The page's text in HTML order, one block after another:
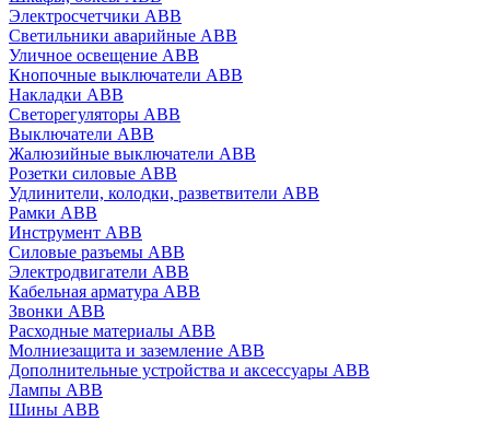
Электросчетчики ABB
Светильники аварийные ABB
Уличное освещение ABB
Кнопочные выключатели ABB
Накладки ABB
Светорегуляторы ABB
Выключатели ABB
Жалюзийные выключатели ABB
Розетки силовые ABB
Удлинители, колодки, разветвители ABB
Рамки ABB
Инструмент ABB
Силовые разъемы ABB
Электродвигатели ABB
Кабельная арматура ABB
Звонки ABB
Расходные материалы ABB
Молниезащита и заземление ABB
Дополнительные устройства и аксессуары ABB
Лампы ABB
Шины ABB